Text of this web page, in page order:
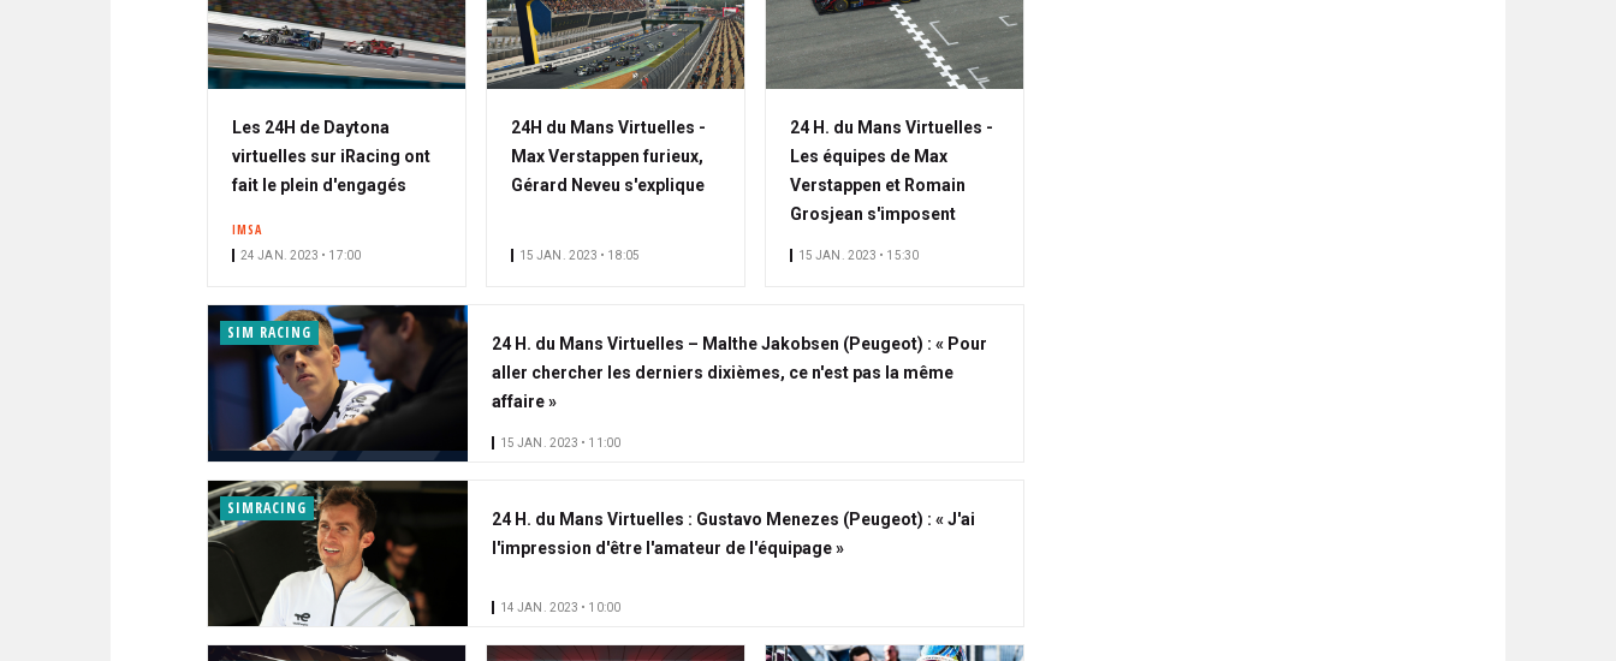
Les 24H de Daytona
virtuelles sur iRacing ont
fait le plein d'engagés
IMSA
24 JAN. 2023 • 17:00
24H du Mans Virtuelles -
Max Verstappen furieux,
Gérard Neveu s'explique
15 JAN. 2023 • 18:05
24 H. du Mans Virtuelles -
Les équipes de Max
Verstappen et Romain
Grosjean s'imposent
15 JAN. 2023 • 15:30
SIM RACING
24 H. du Mans Virtuelles – Malthe Jakobsen (Peugeot) : « Pour
aller chercher les derniers dixièmes, ce n'est pas la même
affaire »
15 JAN. 2023 • 11:00
SIMRACING
24 H. du Mans Virtuelles : Gustavo Menezes (Peugeot) : « J'ai
l'impression d'être l'amateur de l'équipage »
14 JAN. 2023 • 10:00